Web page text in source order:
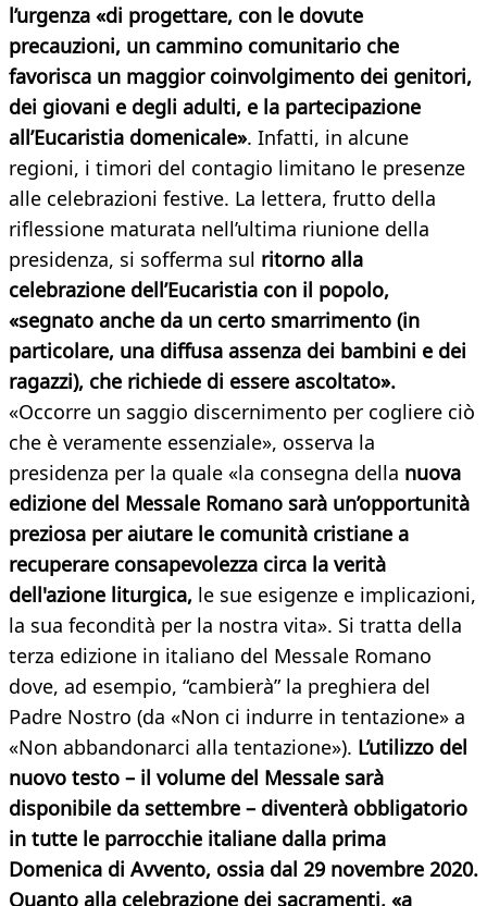
l’urgenza «di progettare, con le dovute
precauzioni, un cammino comunitario che
favorisca un maggior coinvolgimento dei genitori,
dei giovani e degli adulti, e la partecipazione
all’Eucaristia domenicale». Infatti, in alcune
regioni, i timori del contagio limitano le presenze
alle celebrazioni festive. La lettera, frutto della
riflessione maturata nell’ultima riunione della
presidenza, si sofferma sul ritorno alla
celebrazione dell’Eucaristia con il popolo,
«segnato anche da un certo smarrimento (in
particolare, una diffusa assenza dei bambini e dei
ragazzi), che richiede di essere ascoltato».
«Occorre un saggio discernimento per cogliere ciò
che è veramente essenziale», osserva la
presidenza per la quale «la consegna della nuova
edizione del Messale Romano sarà un’opportunità
preziosa per aiutare le comunità cristiane a
recuperare consapevolezza circa la verità
dell'azione liturgica, le sue esigenze e implicazioni,
la sua fecondità per la nostra vita». Si tratta della
terza edizione in italiano del Messale Romano
dove, ad esempio, “cambierà” la preghiera del
Padre Nostro (da «Non ci indurre in tentazione» a
«Non abbandonarci alla tentazione»). L’utilizzo del
nuovo testo – il volume del Messale sarà
disponibile da settembre – diventerà obbligatorio
in tutte le parrocchie italiane dalla prima
Domenica di Avvento, ossia dal 29 novembre 2020.
Quanto alla celebrazione dei sacramenti, «a